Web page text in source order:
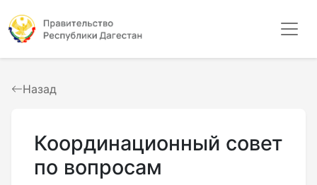
Назад
Координационный совет
по вопросам